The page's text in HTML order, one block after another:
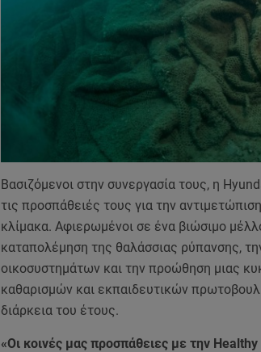
Βασιζόμενοι στην συνεργασία τους, η
τις προσπάθειές τους για την
κλίμακα. Αφιερωμένοι σε ένα βιώσιμο
καταπολέμηση της θαλάσσιας ρύπανσης,
οικοσυστημάτων και την προώθηση μιας
καθαρισμών και εκπαιδευτικών
διάρκεια του έτους.
«Οι κοινές μας προσπάθειες με την